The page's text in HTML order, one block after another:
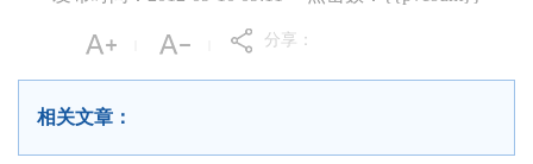
分享：
相关文章：